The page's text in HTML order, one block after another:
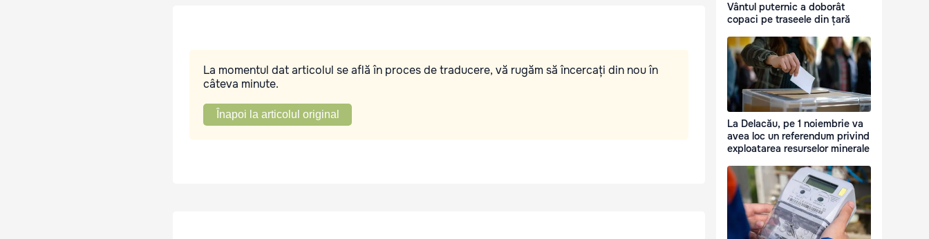
La momentul dat articolul se află în proces de traducere, vă rugăm să încercați din nou în
câteva minute.
Înapoi la articolul original
Vântul puternic a doborât
copaci pe traseele din țară
La Delacău, pe 1 noiembrie va
avea loc un referendum privind
exploatarea resurselor minerale